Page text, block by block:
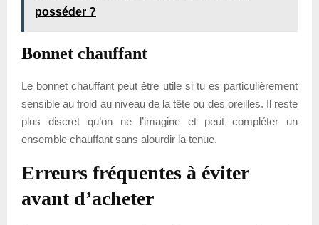
posséder ?
Bonnet chauffant
Le bonnet chauffant peut être utile si tu es particulièrement
sensible au froid au niveau de la tête ou des oreilles. Il reste
plus discret qu’on ne l’imagine et peut compléter un
ensemble chauffant sans alourdir la tenue.
Erreurs fréquentes à éviter
avant d’acheter